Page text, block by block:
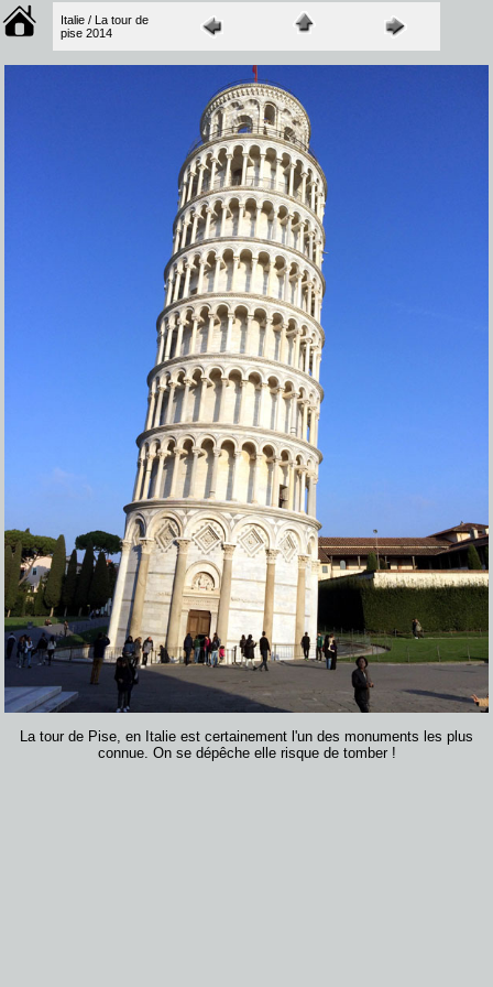
Italie / La tour de
pise 2014
La tour de Pise, en Italie est certainement l'un des monuments les plus
connue. On se dépêche elle risque de tomber !